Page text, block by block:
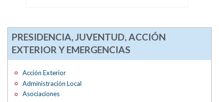
PRESIDENCIA, JUVENTUD, ACCIÓN
EXTERIOR Y EMERGENCIAS
Acción Exterior
Administración Local
Asociaciones